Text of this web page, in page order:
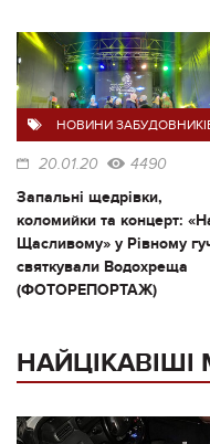
НОВИНИ
20.01.20 4490
Запальні щедрівки,
коломийки та концерт:
Щасливому» у Рівному
святкували Водохреща
(ФОТОРЕПОРТАЖ)
НАЙЦІКАВІШІ